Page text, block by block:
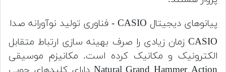
پیانوهای دیجیتال CASIO - فناوری تولید نوآورانه صدا
CASIO زمان زیادی را صرف بهینه سازی ارتباط متقابل
الکترونیک و مکانیک کرده است. مکانیزم موسیقی